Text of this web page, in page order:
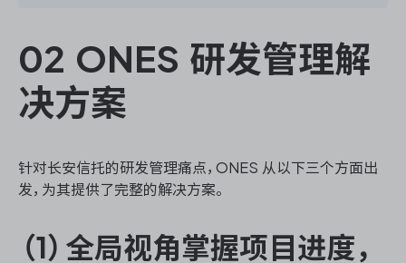
02 ONES 研发管理解
决方案
针对长安信托的研发管理痛点，ONES 从以下三个方面出
发，为其提供了完整的解决方案。
（1）全局视角掌握项目进度，